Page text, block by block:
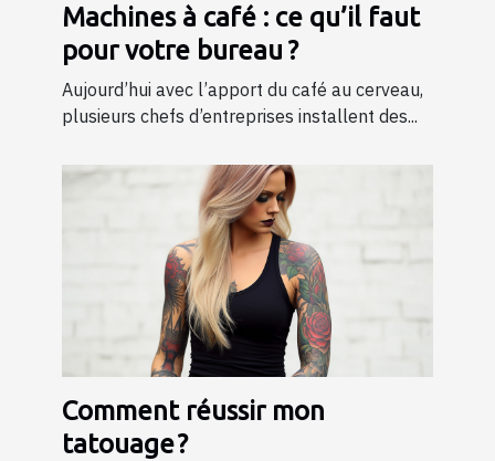
Machines à café : ce qu’il faut
pour votre bureau ?
Aujourd’hui avec l’apport du café au cerveau,
plusieurs chefs d’entreprises installent des...
Comment réussir mon
tatouage ?